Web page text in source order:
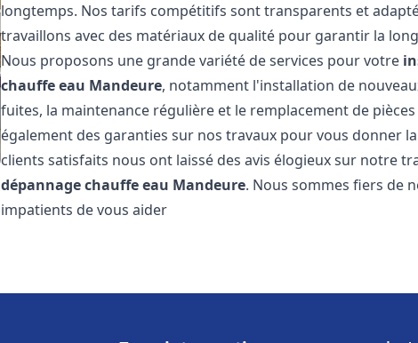
longtemps. Nos tarifs compétitifs sont transparents et
travaillons avec des matériaux de qualité pour garantir la
Nous proposons une grande variété de services pour votre
chauffe eau Mandeure, notamment l'installation de
fuites, la maintenance régulière et le remplacement de
également des garanties sur nos travaux pour vous donner
clients satisfaits nous ont laissé des avis élogieux sur notre
dépannage chauffe eau Mandeure. Nous sommes fiers de
impatients de vous aider